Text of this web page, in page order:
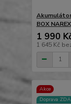
BOX NAREX
1 990
1 645 Kč
Akce
Doprava